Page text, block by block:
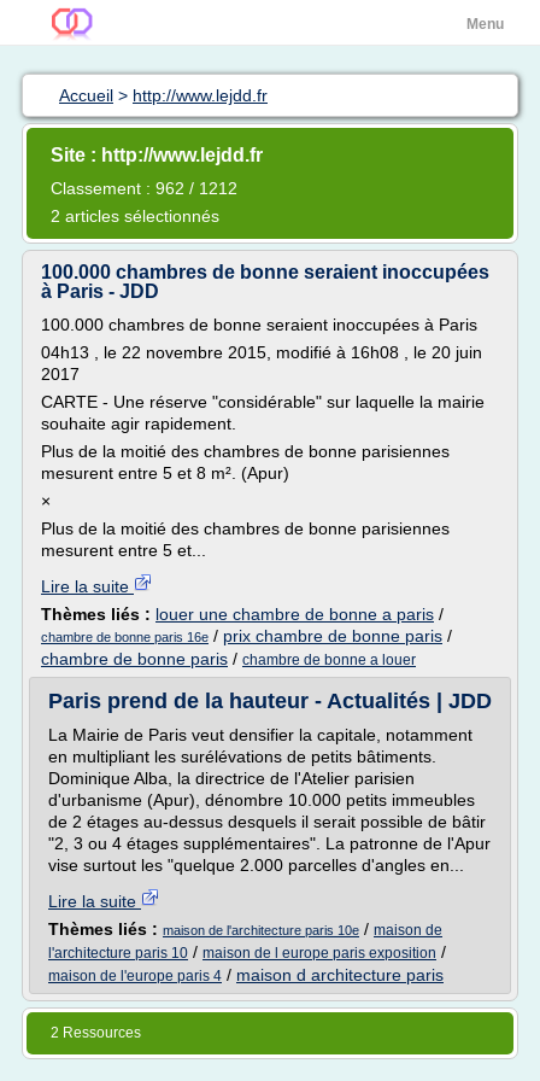
Menu
Accueil > http://www.lejdd.fr
Site : http://www.lejdd.fr
Classement : 962 / 1212
2 articles sélectionnés
100.000 chambres de bonne seraient inoccupées
à Paris - JDD
100.000 chambres de bonne seraient inoccupées à Paris
04h13 , le 22 novembre 2015, modifié à 16h08 , le 20 juin
2017
CARTE - Une réserve "considérable" sur laquelle la mairie
souhaite agir rapidement.
Plus de la moitié des chambres de bonne parisiennes
mesurent entre 5 et 8 m². (Apur)
×
Plus de la moitié des chambres de bonne parisiennes
mesurent entre 5 et...
Lire la suite
Thèmes liés : louer une chambre de bonne a paris /
chambre de bonne paris 16e / prix chambre de bonne paris /
chambre de bonne paris / chambre de bonne a louer
Paris prend de la hauteur - Actualités | JDD
La Mairie de Paris veut densifier la capitale, notamment
en multipliant les surélévations de petits bâtiments.
Dominique Alba, la directrice de l'Atelier parisien
d'urbanisme (Apur), dénombre 10.000 petits immeubles
de 2 étages au-dessus desquels il serait possible de bâtir
"2, 3 ou 4 étages supplémentaires". La patronne de l'Apur
vise surtout les "quelque 2.000 parcelles d'angles en...
Lire la suite
Thèmes liés : maison de l'architecture paris 10e / maison de
l'architecture paris 10 / maison de l europe paris exposition /
maison de l'europe paris 4 / maison d architecture paris
2 Ressources